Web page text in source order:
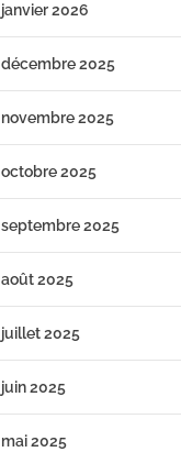
janvier 2026
décembre 2025
novembre 2025
octobre 2025
septembre 2025
août 2025
juillet 2025
juin 2025
mai 2025